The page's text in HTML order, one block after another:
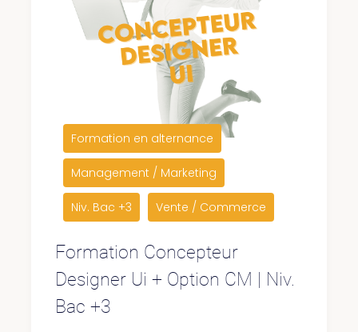
Formation en alternance
Management / Marketing
Niv. Bac +3 Vente / Commerce
Formation Concepteur
Designer Ui + Option CM | Niv.
Bac +3